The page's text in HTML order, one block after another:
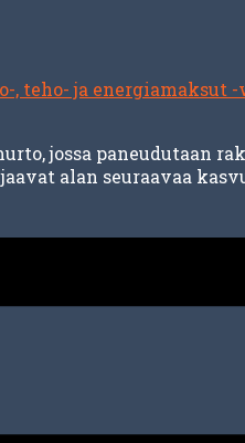
teho- ja energiamaksut
jossa paneudutaan
alan seuraavaa